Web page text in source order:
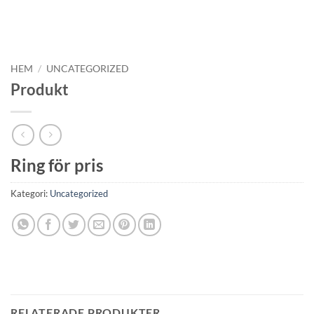
HEM / UNCATEGORIZED
Produkt
Ring för pris
Kategori: Uncategorized